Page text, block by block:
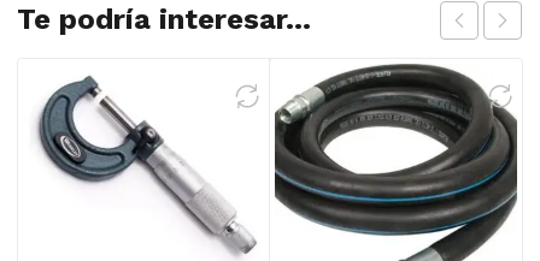
Te podría interesar...